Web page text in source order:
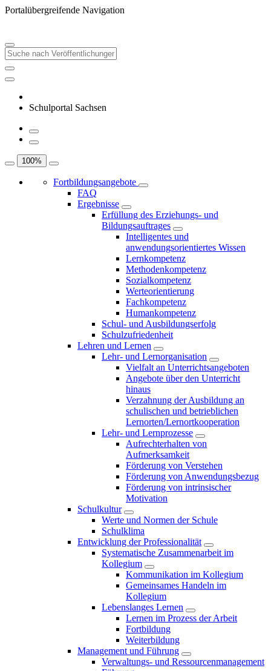
Portalübergreifende Navigation
Schulportal Sachsen
100%
Fortbildungsangebote
FAQ
Ergebnisse
Erfüllung des Erziehungs- und
Bildungsauftrages
Intelligentes und
anwendungsorientiertes Wissen
Lernkompetenz
Methodenkompetenz
Sozialkompetenz
Werteorientierung
Fachkompetenz
Humankompetenz
Schul- und Ausbildungserfolg
Schulzufriedenheit
Lehren und Lernen
Lehr- und Lernorganisation
Vielfalt an Unterrichtsangeboten
Angebote über den Unterricht
hinaus
Verzahnung der Ausbildung an
schulischen und betrieblichen
Lernorten/Lernortkooperation
Lehr- und Lernprozesse
Aufrechterhalten von
Aufmerksamkeit
Förderung von Verstehen
Förderung von Anwendungsbezug
Förderung von intrinsischer
Motivation
Schulkultur
Werte und Normen der Schule
Schulklima
Entwicklung der Professionalität
Systematische Zusammenarbeit im
Kollegium
Kommunikation im Kollegium
Gemeinsames Handeln im
Kollegium
Lebenslanges Lernen
Lernen im Prozess der Arbeit
Fortbildung
Weiterbildung
Management und Führung
Verwaltungs- und Ressourcenmanagement